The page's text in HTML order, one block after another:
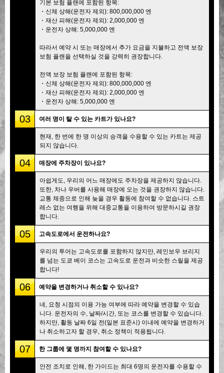
기본 보험 플랜에 포함된 항목:
・신체 상해(운전자 제외): 800,000,000 엔
・재산 피해(운전자 제외): 2,000,000 엔
・운전자 상해: 5,000,000 엔
따라서 예약 시 또는 매장에서 추가 요금을 지불하고 전액 보장
보험 플랜을 선택하실 것을 강력히 권장합니다.
전액 보장 보험 플랜에 포함된 항목:
・신체 상해(운전자 제외): 800,000,000 엔
・재산 피해(운전자 제외): 2,000,000 엔
・운전자 상해: 5,000,000 엔
03 여러 명이 탈 수 있는 카트가 있나요?
현재, 한 번에 한 명 이상의 승객을 수용할 수 있는 카트는 제공
되지 않습니다.
04 매장에 주차장이 있나요?
아쉽게도, 우리의 어느 매장에도 주차장을 제공하지 않습니다.
또한, 차나 우버를 사용해 매장에 오는 것을 권장하지 않습니다.
교통 체증으로 인해 늦을 경우 활동에 참여할 수 없습니다. 스트
레스 없는 여행을 위해 대중교통을 이용하여 방문하시길 권장
합니다.
05 고속도로에서 운전하나요?
우리의 투어는 고속도로를 포함하지 않지만, 레인보우 브리지
를 넘는 도쿄 베이 코스는 고속도로 운전과 비슷한 스릴을 제공
합니다!
06 예약을 변경하거나 취소할 수 있나요?
네, 요청 시점의 이용 가능 여부에 따라 예약을 변경할 수 있습
니다. 운전자의 수, 날짜/시간, 또는 코스를 변경할 수 있습니다.
하지만, 활동 날짜 6일 전(일본 표준시) 이내에 예약을 변경하거
나 취소하고자 할 경우, 취소 정책이 적용됩니다.
07 한 그룹에 몇 명까지 참여할 수 있나요?
안전 조치로 인해, 한 가이드는 최대 6명의 운전자를 수용할 수